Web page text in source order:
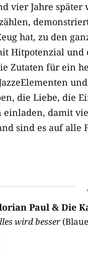
vier Jahre
hat, zu den
Hitpotenzial
Zutaten für ein
die Liebe, die
einladen, damit
sind es auf alle
Paul & Die
wird besser